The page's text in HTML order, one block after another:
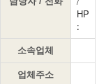
HP
:
소속업체
업체주소